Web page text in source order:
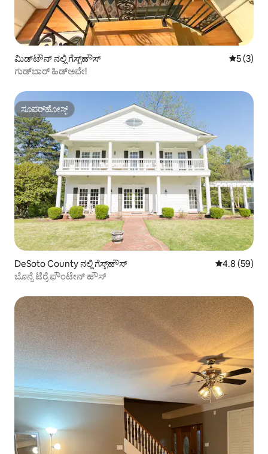
ಮಿಡ್‌ಟೌನ್ ನಲ್ಲಿ ಗೆಸ್ಟ್‌ಹೌಸ್ 5 ರಲ್ಲಿ 5
5 (3)
ಗುಡ್‌ಬಾರ್ ಹಿಡ್‌ಅವೇ!
ಸೂಪರ್‌ಹೋಸ್ಟ್
ಸೂಪರ್‌ಹೋಸ್ಟ್
DeSoto County ನಲ್ಲಿ ಗೆಸ್ಟ್‌ಹೌಸ್ 5 ರಲ್ಲಿ 4.8
4.8 (59)
ಬೊನ್ನೆ ಟೆರ್ರೆ ಫೌಂಟೇನ್ ಹೌಸ್